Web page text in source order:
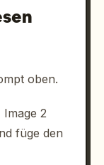
oben.
2
füge den